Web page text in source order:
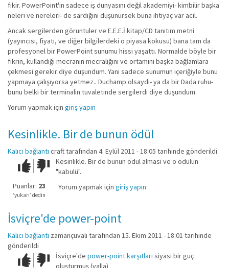
fikir. PowerPoint'in sadece iş dunyasını değil akademiyi- kimbilir başka
neleri ve nereleri- de sardığını duşunursek buna ihtıyaç var acil.
Ancak sergilerden göruntuler ve E.E.E.İ kitap/CD tanıtım metni
(yayıncısı, fiyatı, ve diğer bilgilerdeki o piyasa kokusu) bana tam da
profesyonel bir PowerPoint sunumu hissi yaşattı. Normalde böyle bir
fikrin, kullandığı mecranın mecralığını ve ortamını başka bağlamlara
çekmesi gerekir diye duşundum. Yani sadece sunumun içeriğiyle bunu
yapmaya çalışıyorsa yetmez.. Duchamp olsaydı- ya da bir Dada ruhu-
bunu belki bir terminalin tuvaletinde sergilerdi diye duşundum.
Yorum yapmak için giriş yapın
Kesinlikle. Bir de bunun ödül
Kalıcı bağlantı crafttarafından 4. Eylül 2011 - 18:05 tarihinde gönderildi
Çok iyi!O
kadar
iyi
değil!
Puanlar: 23
‘yukarı’ dedin
Kesinlikle. Bir de bunun ödül alması ve o ödülün
"kabulü".
Yorum yapmak için giriş yapın
İsviçre'de power-point
Kalıcı bağlantı zamançuvalı tarafından 15. Ekim 2011 - 18:01 tarihinde
gönderildi
Çok iyi!O
İsviçre'de power-point karşıtları siyasi bir guç
oluşturmuş (valla)